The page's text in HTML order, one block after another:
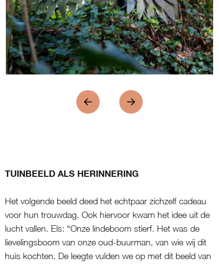
TUINBEELD ALS HERINNERING
Het volgende beeld deed het echtpaar zichzelf cadeau
voor hun trouwdag. Ook hiervoor kwam het idee uit de
lucht vallen. Els: “Onze lindeboom stierf. Het was de
lievelingsboom van onze oud-buurman, van wie wij dit
huis kochten. De leegte vulden we op met dit beeld van